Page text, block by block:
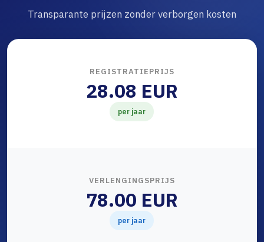
Transparante prijzen zonder verborgen kosten
REGISTRATIEPRIJS
28.08 EUR
per jaar
VERLENGINGSPRIJS
78.00 EUR
per jaar